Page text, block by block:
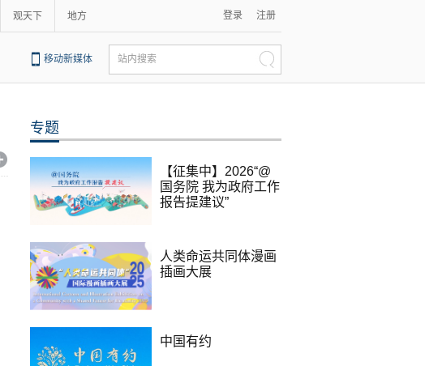
观天下 地方 登录 注册
移动新媒体 站内搜索
专题
【征集中】2026“@
国务院 我为政府工作
报告提建议”
人类命运共同体漫画
插画大展
中国有约